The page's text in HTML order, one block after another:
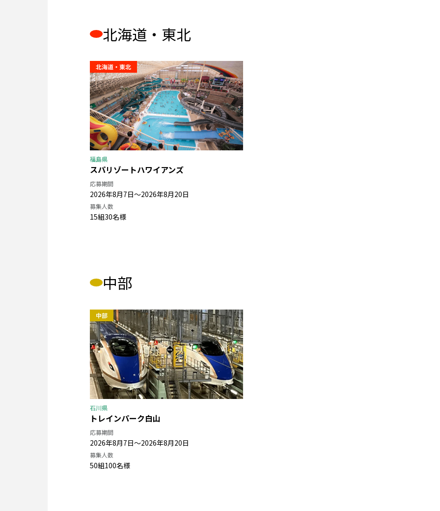
北海道・東北
福島県
スパリゾートハワイアンズ
応募期間
2026年8月7日〜2026年8月20日
募集人数
15組30名様
中部
石川県
トレインパーク白山
応募期間
2026年8月7日〜2026年8月20日
募集人数
50組100名様